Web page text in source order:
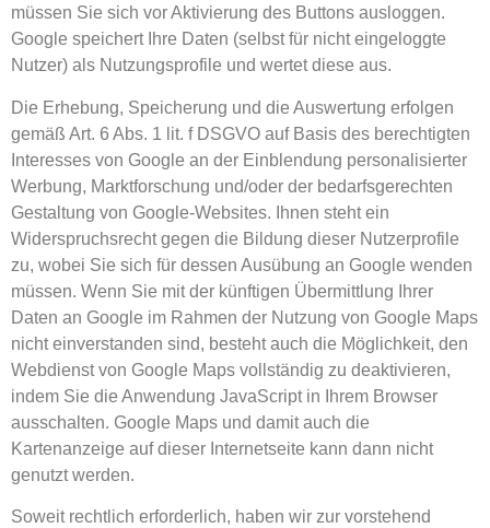
müssen Sie sich vor Aktivierung des Buttons ausloggen.
Google speichert Ihre Daten (selbst für nicht eingeloggte
Nutzer) als Nutzungsprofile und wertet diese aus.
Die Erhebung, Speicherung und die Auswertung erfolgen
gemäß Art. 6 Abs. 1 lit. f DSGVO auf Basis des berechtigten
Interesses von Google an der Einblendung personalisierter
Werbung, Marktforschung und/oder der bedarfsgerechten
Gestaltung von Google-Websites. Ihnen steht ein
Widerspruchsrecht gegen die Bildung dieser Nutzerprofile
zu, wobei Sie sich für dessen Ausübung an Google wenden
müssen. Wenn Sie mit der künftigen Übermittlung Ihrer
Daten an Google im Rahmen der Nutzung von Google Maps
nicht einverstanden sind, besteht auch die Möglichkeit, den
Webdienst von Google Maps vollständig zu deaktivieren,
indem Sie die Anwendung JavaScript in Ihrem Browser
ausschalten. Google Maps und damit auch die
Kartenanzeige auf dieser Internetseite kann dann nicht
genutzt werden.
Soweit rechtlich erforderlich, haben wir zur vorstehend